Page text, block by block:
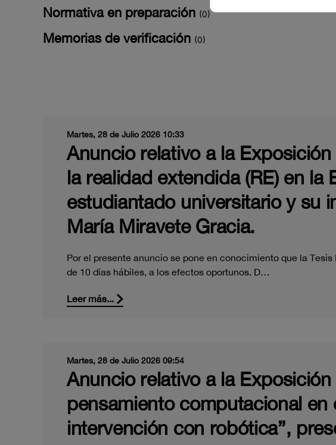
Normativa en preparación (0)
Memorias de verificación (0)
Martes, 28 de Julio 2026 10:33
Anuncio relativo a la
la realidad extendida (RE) en
estudiantado universitario y su
María Miravete Gracia.
Por el presente anuncio se pone en conocimiento que la
de 10 días hábiles, a los efectos oportunos. D…
Leer más...
Martes, 28 de Julio 2026 09:54
Anuncio relativo a la
pensamiento computacional
intervención con robótica”,